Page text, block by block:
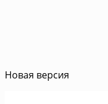
Новая версия